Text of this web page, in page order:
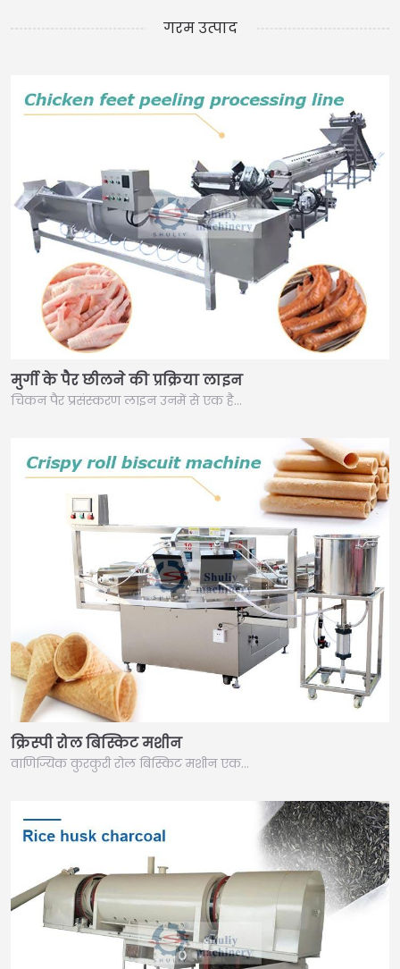
गरम उत्पाद
मुर्गी के पैर छीलने की प्रक्रिया लाइन
चिकन पैर प्रसंस्करण लाइन उनमें से एक है…
क्रिस्पी रोल बिस्किट मशीन
वाणिज्यिक कुरकुरी रोल बिस्किट मशीन एक…